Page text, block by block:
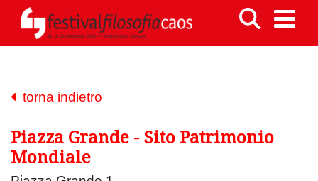
torna indietro
Piazza Grande - Sito Patrimonio
Mondiale